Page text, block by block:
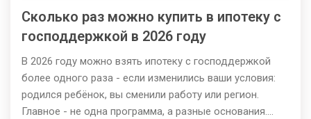
Сколько раз можно купить в ипотеку с
господдержкой в 2026 году
В 2026 году можно взять ипотеку с господдержкой
более одного раза - если изменились ваши условия:
родился ребёнок, вы сменили работу или регион.
Главное - не одна программа, а разные основания.